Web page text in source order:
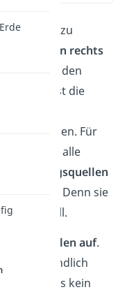
zu
du
von rechts
zwischen den
B und fasst die
zusammen. Für
kannst du alle
Spannungsquellen
. Denn sie
Null.
Stromquellen auf.
einem unendlich
sodass kein